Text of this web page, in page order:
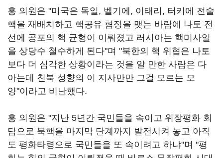
홍 의원은 "미국은 독일, 벨기에, 이태리, 터키에 전술
핵을 재배치하고 핵공유 협정을 맺는 바람에 나토 전
선에 공포의 핵 균형이 이뤄졌고 러시아는 핵미사일
을 상당수 철수하게 된다"며 "북한의 핵 위협은 나토
보다 더 심각한 상황이라는 것을 알 만한 사람은 다
아는데 친북 성향의 이 지사만만 그걸 모르는 모
양"이라고 비난했다.
홍 의원은 "지난 5년간 국민들을 속이고 위장평화 회
담으로 북핵을 마지막 단계까지 발전시켜 놓고 아직
도 평화타령으로 국민들을 또 속이려고 하냐"며 "평